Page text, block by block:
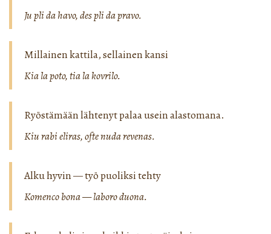
Ju pli da havo, des pli da pravo.
Millainen kattila, sellainen kansi
Kia la poto, tia la kovrilo.
Ryöstämään lähtenyt palaa usein alastomana.
Kiu rabi eliras, ofte nuda revenas.
Alku hyvin — työ puoliksi tehty
Komenco bona — laboro duona.